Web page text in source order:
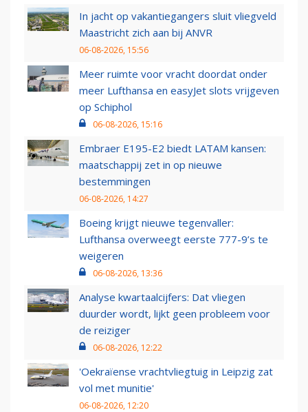
In jacht op vakantiegangers sluit vliegveld
Maastricht zich aan bij ANVR
06-08-2026, 15:56
Meer ruimte voor vracht doordat onder
meer Lufthansa en easyJet slots vrijgeven
op Schiphol
06-08-2026, 15:16
Embraer E195-E2 biedt LATAM kansen:
maatschappij zet in op nieuwe
bestemmingen
06-08-2026, 14:27
Boeing krijgt nieuwe tegenvaller:
Lufthansa overweegt eerste 777-9’s te
weigeren
06-08-2026, 13:36
Analyse kwartaalcijfers: Dat vliegen
duurder wordt, lijkt geen probleem voor
de reiziger
06-08-2026, 12:22
'Oekraïense vrachtvliegtuig in Leipzig zat
vol met munitie'
06-08-2026, 12:20